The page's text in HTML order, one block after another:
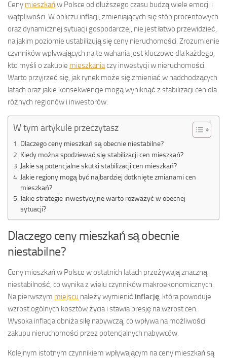
Ceny mieszkańw Polsce od dłuższego czasu budzą wiele emocji i
wątpliwości. W obliczu inflacji, zmieniających się stóp procentowych
oraz dynamicznej sytuacji gospodarczej, nie jest łatwo przewidzieć,
na jakim poziomie ustabilizują się ceny nieruchomości. Zrozumienie
czynników wpływających na te wahania jest kluczowe dla każdego,
kto myśli o zakupie mieszkaniaczy inwestycji w nieruchomości.
Warto przyjrzeć się, jak rynek może się zmieniać w nadchodzących
latach oraz jakie konsekwencje mogą wyniknąć z stabilizacji cen dla
różnych regionów i inwestorów.
W tym artykule przeczytasz
Dlaczego ceny mieszkań są obecnie niestabilne?
Kiedy można spodziewać się stabilizacji cen mieszkań?
Jakie są potencjalne skutki stabilizacji cen mieszkań?
Jakie regiony mogą być najbardziej dotknięte zmianami cen
mieszkań?
Jakie strategie inwestycyjne warto rozważyć w obecnej
sytuacji?
Dlaczego ceny mieszkań są obecnie
niestabilne?
Ceny mieszkań w Polsce w ostatnich latach przeżywają znaczną
niestabilność, co wynika z wielu czynników makroekonomicznych.
Na pierwszym miejscu należy wymienić inflację, która powoduje
wzrost ogólnych kosztów życia i stawia presję na wzrost cen.
Wysoka inflacja obniża siłę nabywczą, co wpływa na możliwości
zakupu nieruchomości przez potencjalnych nabywców.
Kolejnym istotnym czynnikiem wpływającym na ceny mieszkań są